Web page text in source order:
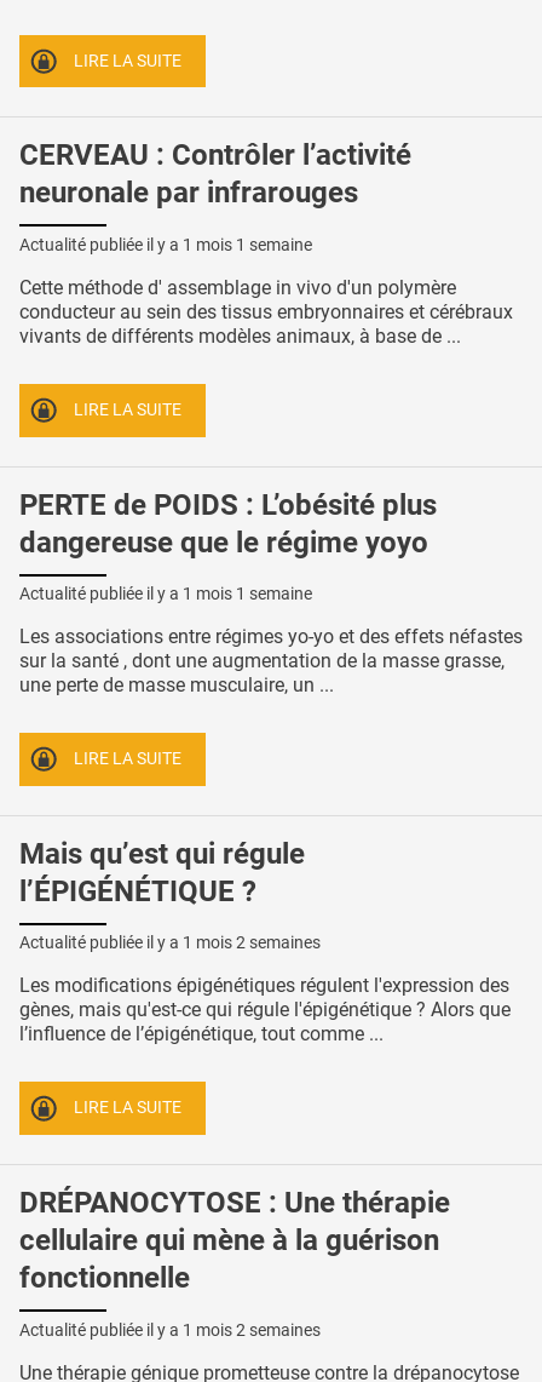
LIRE LA SUITE
CERVEAU : Contrôler l’activité
neuronale par infrarouges
Actualité publiée il y a 1 mois 1 semaine
Cette méthode d' assemblage in vivo d'un polymère
conducteur au sein des tissus embryonnaires et cérébraux
vivants de différents modèles animaux, à base de ...
LIRE LA SUITE
PERTE de POIDS : L’obésité plus
dangereuse que le régime yoyo
Actualité publiée il y a 1 mois 1 semaine
Les associations entre régimes yo-yo et des effets néfastes
sur la santé , dont une augmentation de la masse grasse,
une perte de masse musculaire, un ...
LIRE LA SUITE
Mais qu’est qui régule
l’ÉPIGÉNÉTIQUE ?
Actualité publiée il y a 1 mois 2 semaines
Les modifications épigénétiques régulent l'expression des
gènes, mais qu'est-ce qui régule l'épigénétique ? Alors que
l’influence de l’épigénétique, tout comme ...
LIRE LA SUITE
DRÉPANOCYTOSE : Une thérapie
cellulaire qui mène à la guérison
fonctionnelle
Actualité publiée il y a 1 mois 2 semaines
Une thérapie génique prometteuse contre la drépanocytose